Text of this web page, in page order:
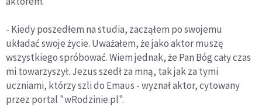
- Kiedy poszedłem na studia, zacząłem po swojemu
układać swoje życie. Uważałem, że jako aktor muszę
wszystkiego spróbować. Wiem jednak, że Pan Bóg cały czas
mi towarzyszył. Jezus szedł za mną, tak jak za tymi
uczniami, którzy szli do Emaus - wyznał aktor, cytowany
przez portal "wRodzinie.pl".